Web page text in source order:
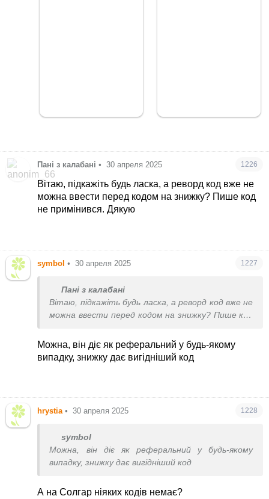
Пані з калабані • 30 апреля 2025 1226
Вітаю, підкажіть будь ласка, а реворд код вже не
можна ввести перед кодом на знижку? Пише код
не примінився. Дякую
symbol • 30 апреля 2025 1227
Пані з калабані
Вітаю, підкажіть будь ласка, а реворд код вже не
можна ввести перед кодом на знижку? Пише код
Можна, він діє як реферальний у будь-якому
випадку, знижку дає вигідніший код
hrystia • 30 апреля 2025 1228
symbol
Можна, він діє як реферальний у будь-якому
випадку, знижку дає вигідніший код
А на Солгар ніяких кодів немає?